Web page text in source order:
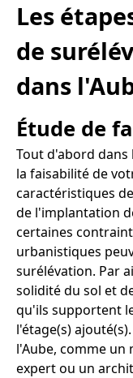
Les
de
dans
Étude de
Tout d'abord dans
la faisabilité de
caractéristiques
de l'implantation
certaines
urbanistiques
surélévation. Par
solidité du sol et
qu'ils supportent
l'étage(s)
l'Aube, comme
expert ou un